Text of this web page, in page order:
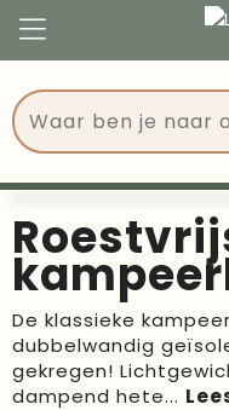
Tassen
Drinkwaren
Events
Give Aways
Congres
Events
Kerst
Verjaardagen
Voetbal, EK en WK
De klassieke
dubbelwandig
gekregen!
dampend hete...